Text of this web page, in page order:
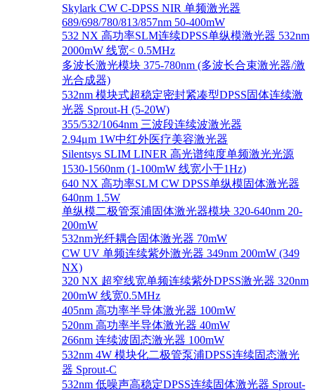
Skylark CW C-DPSS NIR 单频激光器
689/698/780/813/857nm 50-400mW
532 NX 高功率SLM连续DPSS单纵模激光器 532nm
2000mW 线宽< 0.5MHz
多波长激光模块 375-780nm (多波长合束激光器/激
光合成器)
532nm 模块式超稳定密封紧凑型DPSS固体连续激
光器 Sprout-H (5-20W)
355/532/1064nm 三波段连续波激光器
2.94μm 1W中红外医疗美容激光器
Silentsys SLIM LINER 高光谱纯度单频激光光源
1530-1560nm (1-100mW 线宽小于1Hz)
640 NX 高功率SLM CW DPSS单纵模固体激光器
640nm 1.5W
单纵模二极管泵浦固体激光器模块 320-640nm 20-
200mW
532nm光纤耦合固体激光器 70mW
CW UV 单频连续紫外激光器 349nm 200mW (349
NX)
320 NX 超窄线宽单频连续紫外DPSS激光器 320nm
200mW 线宽0.5MHz
405nm 高功率半导体激光器 100mW
520nm 高功率半导体激光器 40mW
266nm 连续波固态激光器 100mW
532nm 4W 模块化二极管泵浦DPSS连续固态激光
器 Sprout-C
532nm 低噪声高稳定DPSS连续固体激光器 Sprout-